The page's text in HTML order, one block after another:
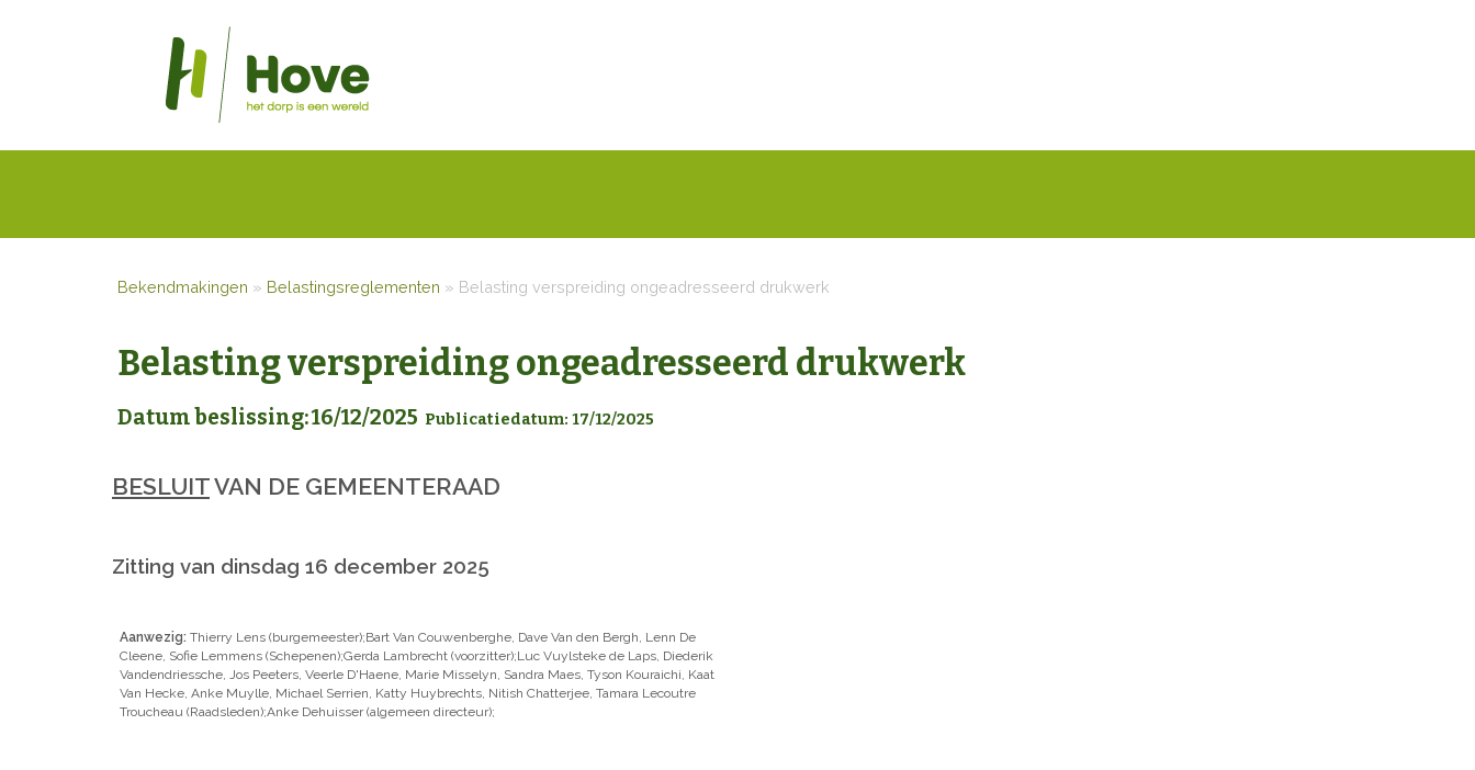
Bekendmakingen » Belastingsreglementen » Belasting verspreiding ongeadresseerd drukwerk
Belasting verspreiding ongeadresseerd drukwerk
Datum beslissing: 16/12/2025 Publicatiedatum: 17/12/2025
BESLUITVAN DE GEMEENTERAAD
Zitting van dinsdag 16 december 2025
Aanwezig: Thierry Lens (burgemeester);Bart Van Couwenberghe, Dave Van den Bergh, Lenn De
Cleene, Sofie Lemmens (Schepenen);Gerda Lambrecht (voorzitter);Luc Vuylsteke de Laps, Diederik
Vandendriessche, Jos Peeters, Veerle D'Haene, Marie Misselyn, Sandra Maes, Tyson Kouraichi, Kaat
Van Hecke, Anke Muylle, Michael Serrien, Katty Huybrechts, Nitish Chatterjee, Tamara Lecoutre
Troucheau (Raadsleden);Anke Dehuisser (algemeen directeur);